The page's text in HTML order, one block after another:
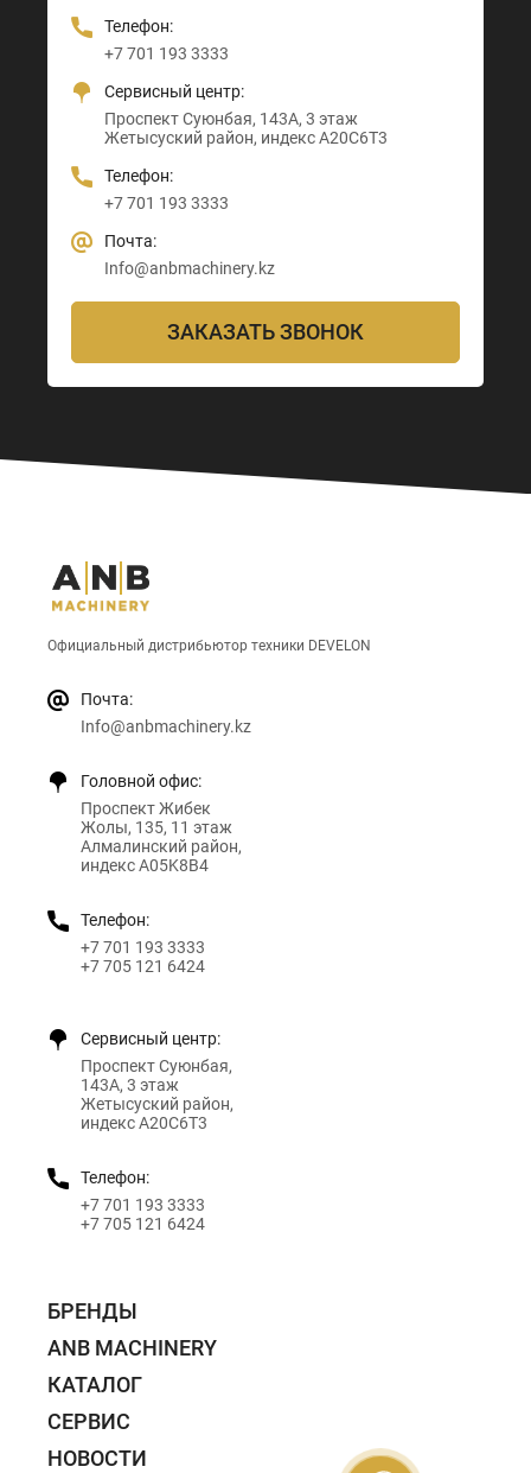
Телефон:
+7 701 193 3333
Сервисный центр:
Проспект Суюнбая, 143А, 3 этаж
Жетысуский район, индекс A20C6T3
Телефон:
+7 701 193 3333
Почта:
Info@anbmachinery.kz
Телефон:
+7 705 121 64 24
Почта:
Info@anbmachinery.kz
+7 705 121 64 24
Info@anbmachinery.kz
+7 705 121 64 24
Info@anbmachinery.kz
ЗАКАЗАТЬ ЗВОНОК
Официальный дистрибьютор техники DEVELON
Почта:
Info@anbmachinery.kz
Головной офис:
Проспект Жибек
Жолы, 135, 11 этаж
Алмалинский район,
индекс A05K8B4
Телефон:
+7 701 193 3333
+7 705 121 6424
Сервисный центр:
Проспект Суюнбая,
143А, 3 этаж
Жетысуский район,
индекс A20C6T3
Телефон:
+7 701 193 3333
+7 705 121 6424
БРЕНДЫ
ANB MACHINERY
КАТАЛОГ
СЕРВИС
НОВОСТИ